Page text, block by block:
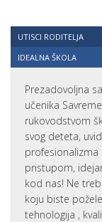
UTISCI RODITELJA
IDEALNA ŠKOLA
Prezadovoljna
učenika
rukovodstvom
svog deteta,
profesionalizma
pristupom,
kod nas! Ne
koju biste
tehnologija ,